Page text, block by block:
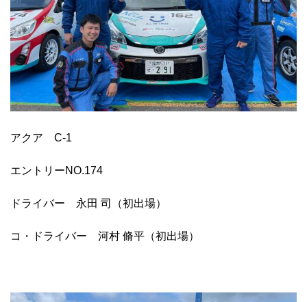
アクア C-1
エントリーNO.174
ドライバー 永田 司（初出場）
コ・ドライバー 河村 脩平（初出場）